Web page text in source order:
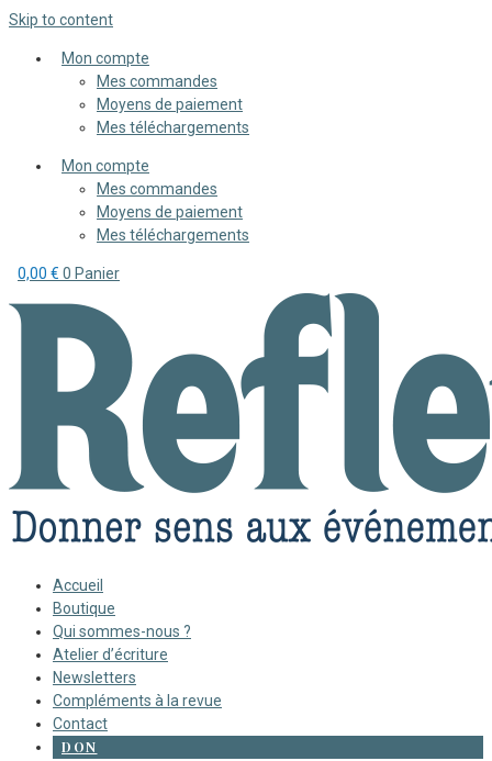
Skip to content
Mon compte
Mes commandes
Moyens de paiement
Mes téléchargements
Mon compte
Mes commandes
Moyens de paiement
Mes téléchargements
0,00 € 0 Panier
Accueil
Boutique
Qui sommes-nous ?
Atelier d’écriture
Newsletters
Compléments à la revue
Contact
DON